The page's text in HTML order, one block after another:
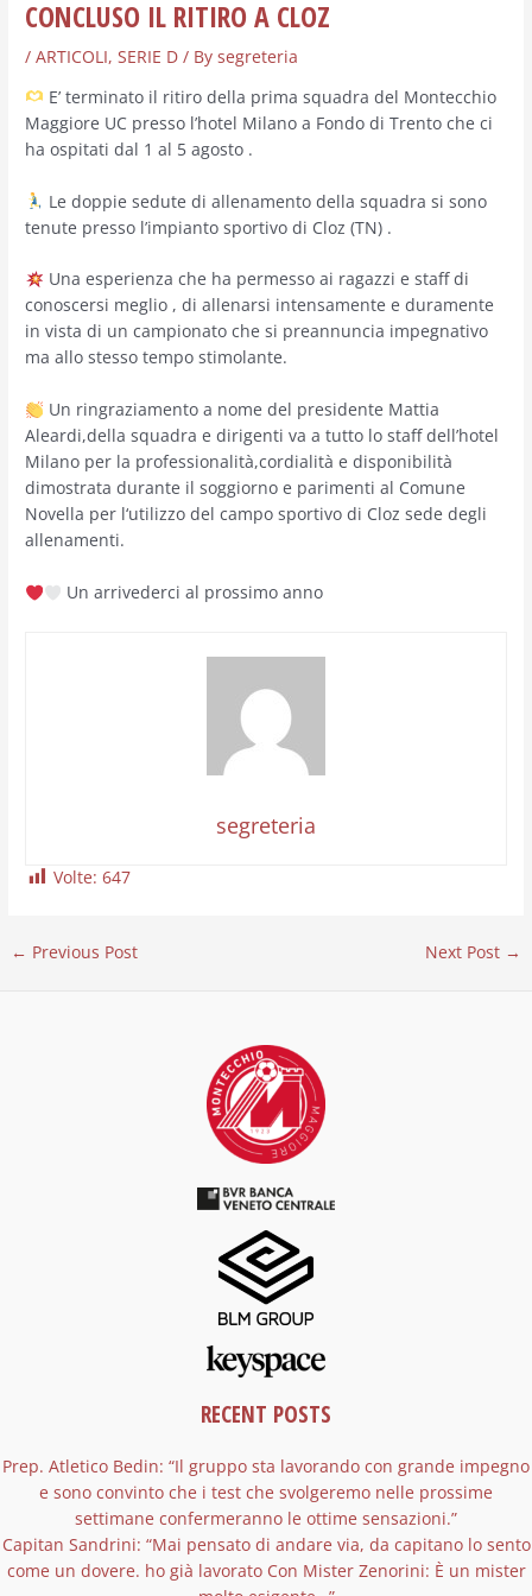
CONCLUSO IL RITIRO A CLOZ
/ARTICOLI,SERIE D / Bysegreteria
E’ terminato il ritiro della prima squadra del Montecchio
Maggiore UC presso l’hotel Milano a Fondo di Trento che ci
ha ospitati dal 1 al 5 agosto .
Le doppie sedute di allenamento della squadra si sono
tenute presso l’impianto sportivo di Cloz (TN) .
Una esperienza che ha permesso ai ragazzi e staff di
conoscersi meglio , di allenarsi intensamente e duramente
in vista di un campionato che si preannuncia impegnativo
ma allo stesso tempo stimolante.
Un ringraziamento a nome del presidente Mattia
Aleardi,della squadra e dirigenti va a tutto lo staff dell’hotel
Milano per la professionalità,cordialità e disponibilità
dimostrata durante il soggiorno e parimenti al Comune
Novella per l‘utilizzo del campo sportivo di Cloz sede degli
allenamenti.
Un arrivederci al prossimo anno
segreteria
Volte: 647
← Previous Post Next Post →
RECENT POSTS
Prep. Atletico Bedin: “Il gruppo sta lavorando con grande impegno
e sono convinto che i test che svolgeremo nelle prossime
settimane confermeranno le ottime sensazioni.”
Capitan Sandrini: “Mai pensato di andare via, da capitano lo sento
come un dovere. ho già lavorato Con Mister Zenorini: È un mister